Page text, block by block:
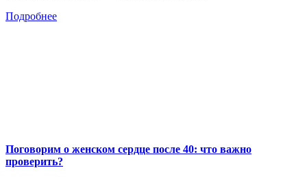
Подробнее
Поговорим о женском сердце после 40: что важно
проверить?